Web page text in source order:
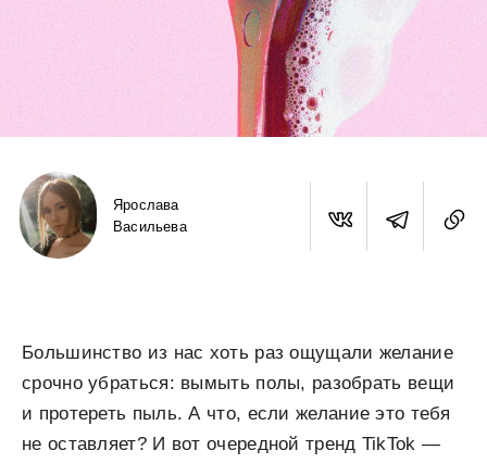
Ярослава
Васильева
Большинство из нас хоть раз ощущали желание
срочно убраться: вымыть полы, разобрать вещи
и протереть пыль. А что, если желание это тебя
не оставляет? И вот очередной тренд TikTok —